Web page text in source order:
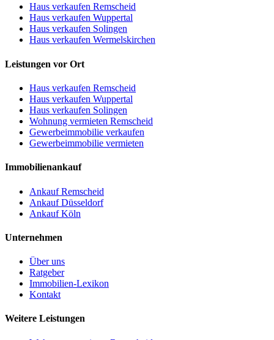
Haus verkaufen Remscheid
Haus verkaufen Wuppertal
Haus verkaufen Solingen
Haus verkaufen Wermelskirchen
Leistungen vor Ort
Haus verkaufen Remscheid
Haus verkaufen Wuppertal
Haus verkaufen Solingen
Wohnung vermieten Remscheid
Gewerbeimmobilie verkaufen
Gewerbeimmobilie vermieten
Immobilienankauf
Ankauf Remscheid
Ankauf Düsseldorf
Ankauf Köln
Unternehmen
Über uns
Ratgeber
Immobilien-Lexikon
Kontakt
Weitere Leistungen